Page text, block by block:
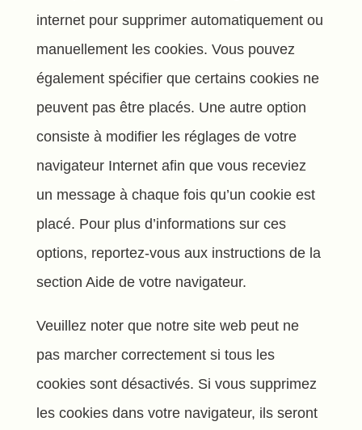
internet pour supprimer automatiquement ou
manuellement les cookies. Vous pouvez
également spécifier que certains cookies ne
peuvent pas être placés. Une autre option
consiste à modifier les réglages de votre
navigateur Internet afin que vous receviez
un message à chaque fois qu’un cookie est
placé. Pour plus d’informations sur ces
options, reportez-vous aux instructions de la
section Aide de votre navigateur.
Veuillez noter que notre site web peut ne
pas marcher correctement si tous les
cookies sont désactivés. Si vous supprimez
les cookies dans votre navigateur, ils seront